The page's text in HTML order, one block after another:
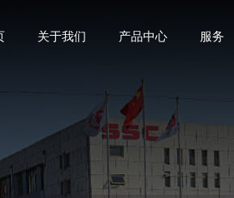
关于我们 产品中心 服务